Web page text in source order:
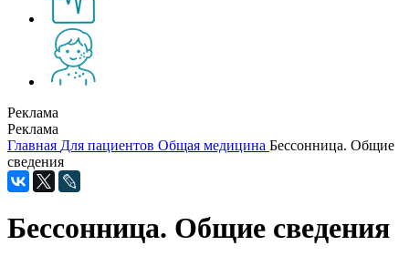
Реклама
Реклама
Главная Для пациентов Общая медицина Бессонница. Общие
сведения
Бессонница. Общие сведения